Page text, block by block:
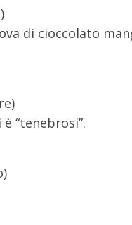
di cioccolato
“tenebrosi”.